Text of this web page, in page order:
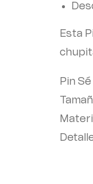
Esta
Pin